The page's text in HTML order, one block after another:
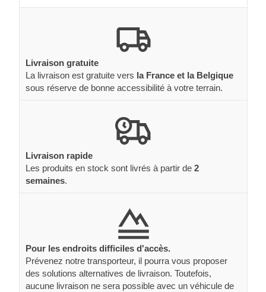
Livraison gratuite
La livraison est gratuite vers la France et la Belgique
sous réserve de bonne accessibilité à votre terrain.
Livraison rapide
Les produits en stock sont livrés à partir de 2
semaines.
Pour les endroits difficiles d'accès.
Prévenez notre transporteur, il pourra vous proposer
des solutions alternatives de livraison. Toutefois,
aucune livraison ne sera possible avec un véhicule de